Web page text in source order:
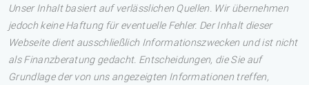
Unser Inhalt basiert auf verlässlichen Quellen. Wir übernehmen
jedoch keine Haftung für eventuelle Fehler. Der Inhalt dieser
Webseite dient ausschließlich Informationszwecken und ist nicht
als Finanzberatung gedacht. Entscheidungen, die Sie auf
Grundlage der von uns angezeigten Informationen treffen,